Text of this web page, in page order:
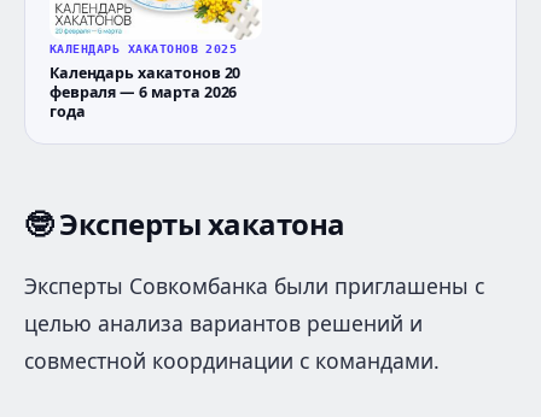
КАЛЕНДАРЬ ХАКАТОНОВ 2025
Календарь хакатонов 20
февраля — 6 марта 2026
года
🤓Эксперты хакатона
Эксперты Совкомбанка были приглашены с
целью анализа вариантов решений и
совместной координации с командами.